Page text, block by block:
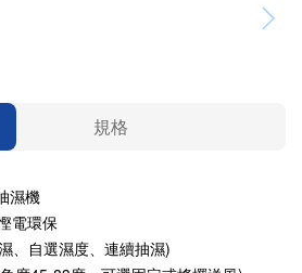
規格
濕機
電環保
、自選濕度、連續抽濕)